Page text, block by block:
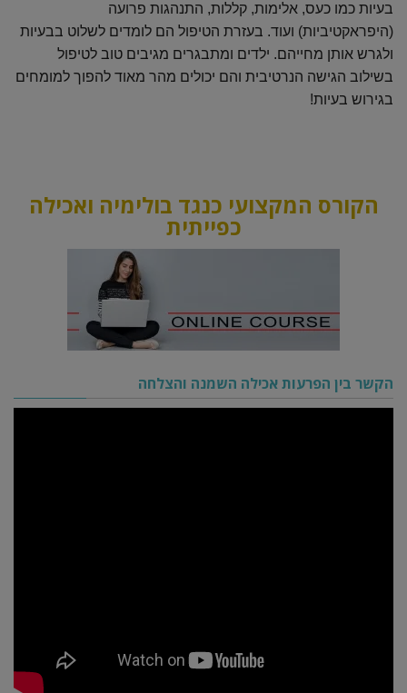
בעיות כמו כעס, אלימות, קללות, התנהגות פרועה
(היפראקטיביות) ועוד. בעזרת הטיפול הם לומדים לשלוט בבעיות
ולגרש אותן מחייהם. ילדים ומתבגרים מגיבים טוב לטיפול
בשילוב הגישה הנרטיבית והם יכולים מהר מאוד להפוך למומחים
בגירוש בעיות!
הקורס המקצועי כנגד בולימיה ואכילה
כפייתית
הקשר בין הפרעות אכילה השמנה והצלחה